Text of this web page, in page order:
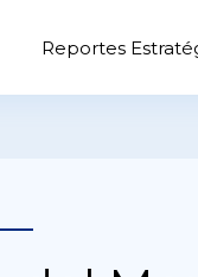
Reportes